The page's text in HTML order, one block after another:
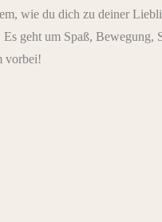
wie du dich zu deiner
geht um Spaß, Bewegung,
vorbei!